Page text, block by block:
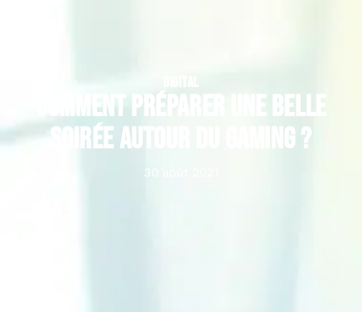
Comment préparer une belle
soirée autour du gaming ?
30 août 2021